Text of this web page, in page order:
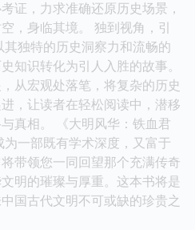
证，力求准确还原历史场景，
，身临其境。 独到视角，引
其独特的历史洞察力和流畅的
知识转化为引人入胜的故事。
从宏观处落笔，将复杂的历史
，让读者在轻松阅读中，潜移
真相。 《大明风华：铁血君
一部既有学术深度，又富于
带领您一同回望那个充满传奇
明的璀璨与厚重。这本书将是
国古代文明不可或缺的珍贵之